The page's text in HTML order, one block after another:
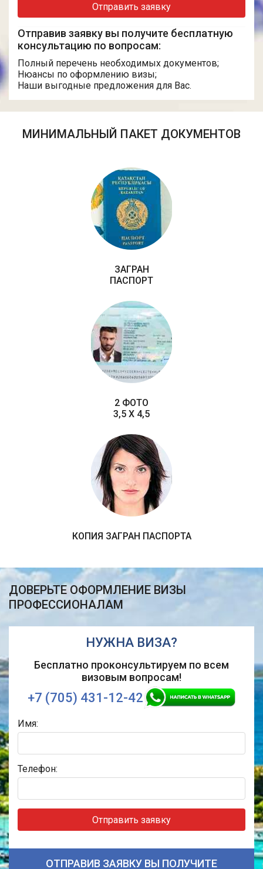
Отправить заявку
Отправив заявку вы получите бесплатную
консультацию по вопросам:
Полный перечень необходимых документов;
Нюансы по оформлению визы;
Наши выгодные предложения для Вас.
МИНИМАЛЬНЫЙ ПАКЕТ ДОКУМЕНТОВ
ЗАГРАН
ПАСПОРТ
2 ФОТО
3,5 X 4,5
КОПИЯ ЗАГРАН ПАСПОРТА
ДОВЕРЬТЕ ОФОРМЛЕНИЕ ВИЗЫ
ПРОФЕССИОНАЛАМ
НУЖНА ВИЗА?
Бесплатно проконсультируем по всем
визовым вопросам!
+7 (705) 431-12-42
Имя:
Телефон:
Отправить заявку
ОТПРАВИВ ЗАЯВКУ ВЫ ПОЛУЧИТЕ